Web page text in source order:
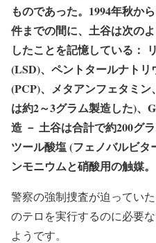
ものであった。1994年秋か
件までの間に、土谷は次の
したことを記憶している：
(LSD)、ペントタールナト
(PCP)、メタアンフェタミ
は約2～3グラム製造した)、
造 － 土谷は合計で約200グ
ツール酸塩 (フェノバルビ
ンモニウムと硝酸用の触媒。
警察の強制捜査が迫ってい
のテロを実行するのに必要
ようです。